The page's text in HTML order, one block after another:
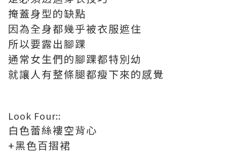
掩蓋身型的缺點
因為全身都幾乎被衣服遮住
所以要露出腳踝
通常女生們的腳踝都特別幼
就讓人有整條腿都瘦下來的感覺
Look Four::
白色蕾絲褸空背心
+黑色百摺裙